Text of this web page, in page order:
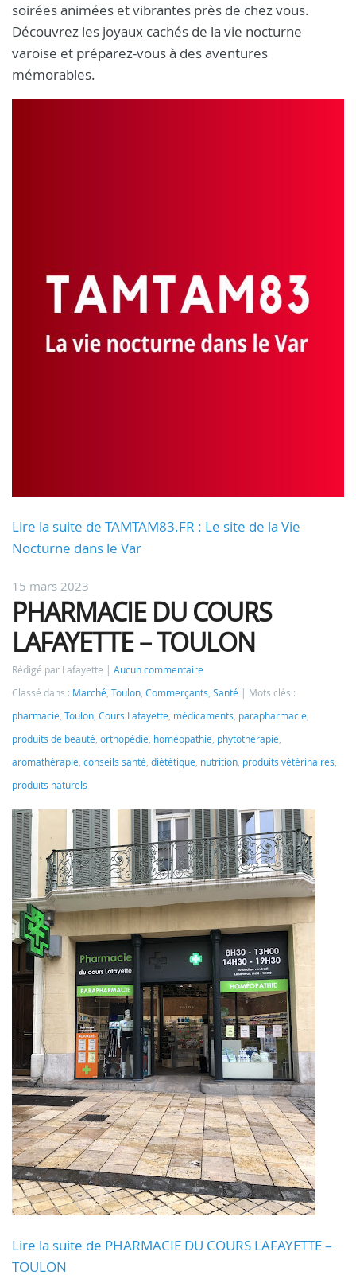
soirées animées et vibrantes près de chez vous.
Découvrez les joyaux cachés de la vie nocturne
varoise et préparez-vous à des aventures
mémorables.
Lire la suite de TAMTAM83.FR : Le site de la Vie
Nocturne dans le Var
15 mars 2023
PHARMACIE DU COURS
LAFAYETTE – TOULON
Rédigé par Lafayette
Aucun commentaire
Classé dans : Marché, Toulon, Commerçants, Santé
Mots clés :
pharmacie, Toulon, Cours Lafayette, médicaments, parapharmacie,
produits de beauté, orthopédie, homéopathie, phytothérapie,
aromathérapie, conseils santé, diététique, nutrition, produits vétérinaires,
produits naturels
Lire la suite de PHARMACIE DU COURS LAFAYETTE –
TOULON